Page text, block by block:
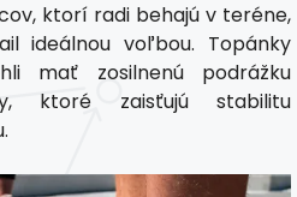
ktorí radi behajú v teréne,
ideálnou voľbou. Topánky
mať zosilnenú podrážku
ktoré zaisťujú stabilitu